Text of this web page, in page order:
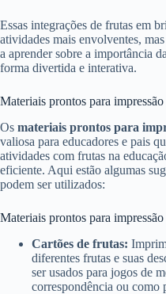
Essas integrações de frutas em
atividades mais envolventes,
a aprender sobre a importância
forma divertida e interativa.
Materiais prontos para impressão
Os materiais prontos para
valiosa para educadores e pais
atividades com frutas na
eficiente. Aqui estão algumas
podem ser utilizados:
Materiais prontos para impressão
Cartões de frutas:
diferentes frutas e suas
ser usados para jogos de
correspondência ou como